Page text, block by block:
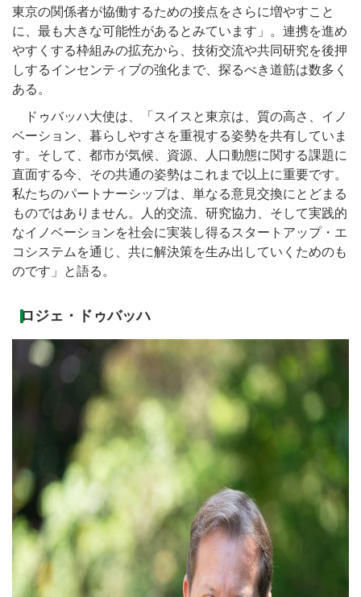
東京の関係者が協働するための接点をさらに増やすこと
に、最も大きな可能性があるとみています」。連携を進め
やすくする枠組みの拡充から、技術交流や共同研究を後押
しするインセンティブの強化まで、探るべき道筋は数多く
ある。
ドゥバッハ大使は、「スイスと東京は、質の高さ、イノ
ベーション、暮らしやすさを重視する姿勢を共有していま
す。そして、都市が気候、資源、人口動態に関する課題に
直面する今、その共通の姿勢はこれまで以上に重要です。
私たちのパートナーシップは、単なる意見交換にとどまる
ものではありません。人的交流、研究協力、そして実践的
なイノベーションを社会に実装し得るスタートアップ・エ
コシステムを通じ、共に解決策を生み出していくためのも
のです」と語る。
ロジェ・ドゥバッハ